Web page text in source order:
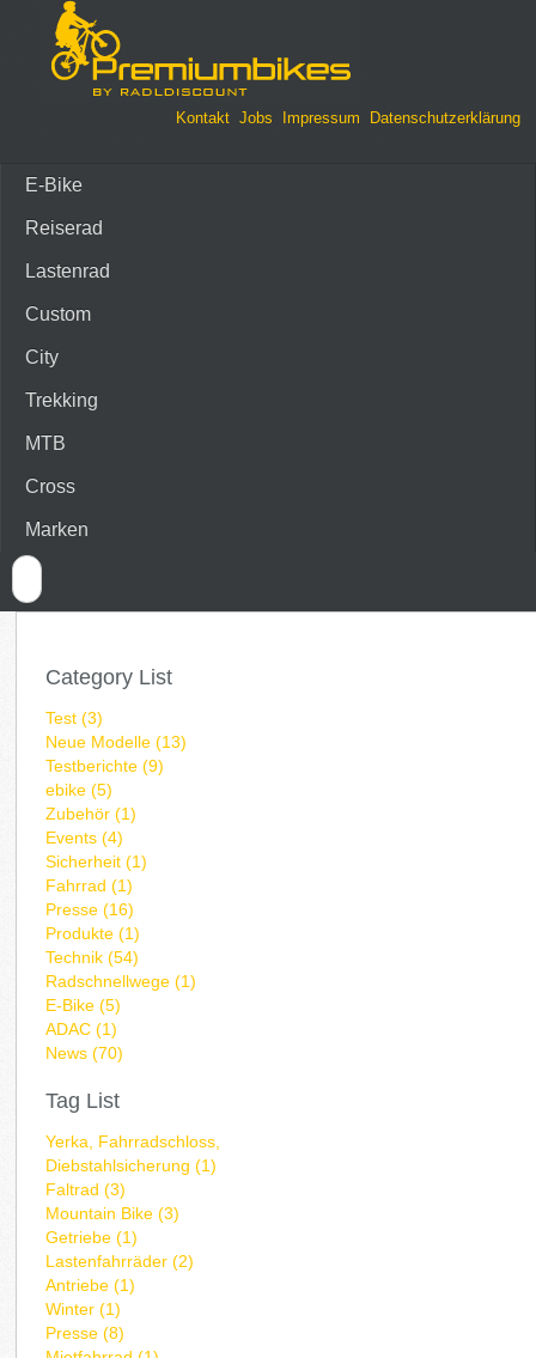
Kontakt Jobs Impressum Datenschutzerklärung
E-Bike
Reiserad
Lastenrad
Custom
City
Trekking
MTB
Cross
Marken
Category List
Test (3)
Neue Modelle (13)
Testberichte (9)
ebike (5)
Zubehör (1)
Events (4)
Sicherheit (1)
Fahrrad (1)
Presse (16)
Produkte (1)
Technik (54)
Radschnellwege (1)
E-Bike (5)
ADAC (1)
News (70)
Tag List
Yerka, Fahrradschloss,
Diebstahlsicherung (1)
Faltrad (3)
Mountain Bike (3)
Getriebe (1)
Lastenfahrräder (2)
Antriebe (1)
Winter (1)
Presse (8)